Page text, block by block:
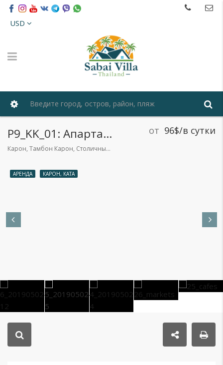
USD
P9_KK_01: Апартаменты-отель между пляжами Ката и Карон
Карон, Тамбон Карон, Столичный ампхе Пхукет, Пхукет 83100, Таиланд
от 96$/в сутки
АРЕНДА КАРОН, КАТА